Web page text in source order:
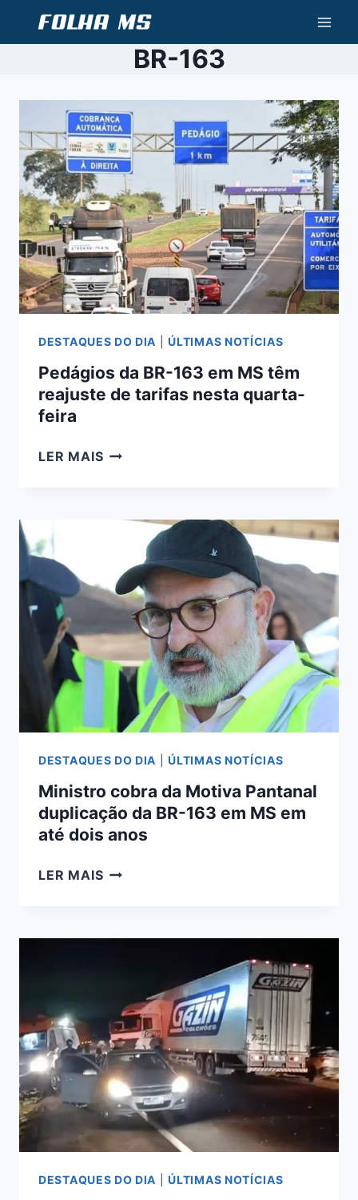
BR-163
DESTAQUES DO DIA |ÚLTIMAS NOTÍCIAS
Pedágios da BR-163 em MS têm
reajuste de tarifas nesta quarta-
feira
LER MAISPEDÁGIOS
TÊM
REAJUSTE
DE
TARIFAS
NESTA
QUARTA-
FEIRA
DESTAQUES DO DIA |ÚLTIMAS NOTÍCIAS
Ministro cobra da Motiva Pantanal
duplicação da BR-163 em MS em
até dois anos
LER MAISMINISTRO
BR-
163
EM
MS
EM
ATÉ
DOIS
ANOS
DESTAQUES DO DIA |ÚLTIMAS NOTÍCIAS